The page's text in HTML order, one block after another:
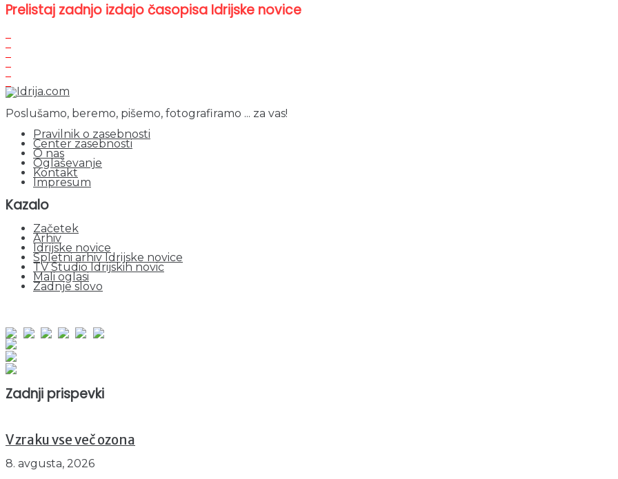
Prelistaj zadnjo izdajo časopisa Idrijske novice
Poslušamo, beremo, pišemo, fotografiramo ... za vas!
Pravilnik o zasebnosti
Center zasebnosti
O nas
Oglaševanje
Kontakt
Impresum
Kazalo
Začetek
Arhiv
Idrijske novice
Spletni arhiv Idrijske novice
TV Studio Idrijskih novic
Mali oglasi
Zadnje slovo
Zadnji prispevki
V zraku vse več ozona
8. avgusta, 2026